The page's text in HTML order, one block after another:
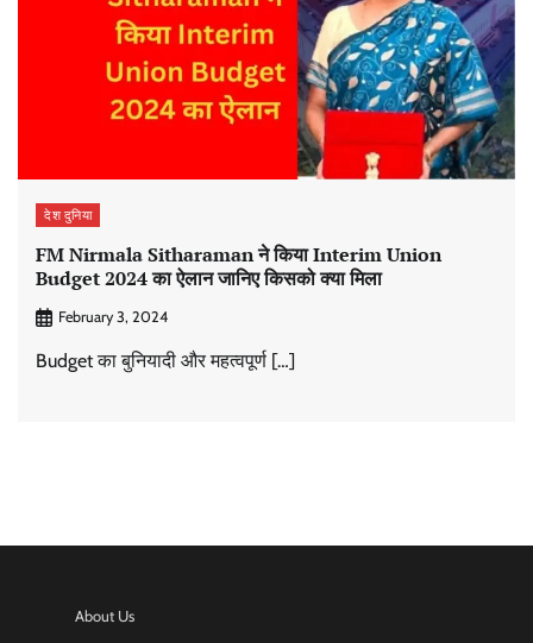
देश दुनिया
FM Nirmala Sitharaman ने किया Interim Union
Budget 2024 का ऐलान जानिए किसको क्या मिला
February 3, 2024
Budget का बुनियादी और महत्वपूर्ण […]
About Us